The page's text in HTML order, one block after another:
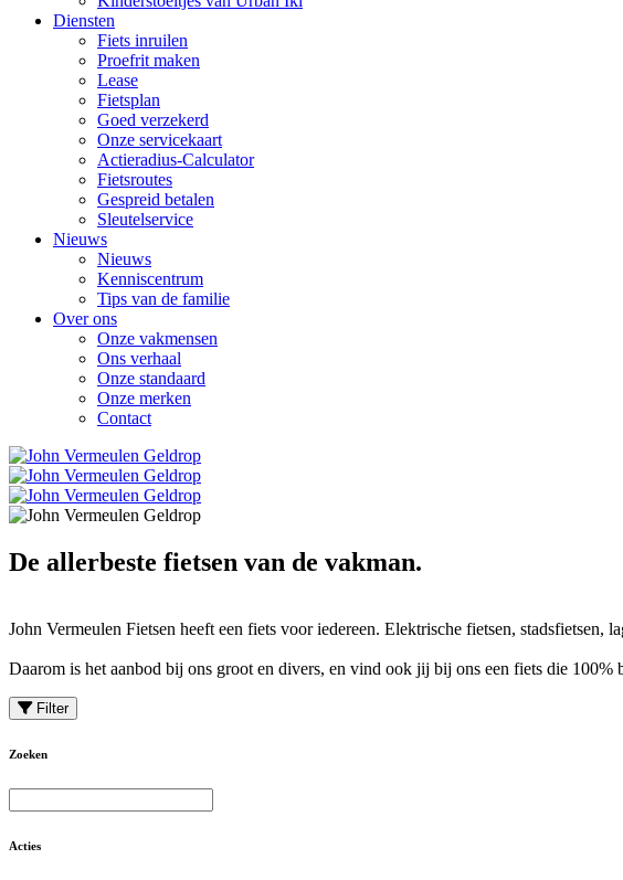
Diensten
Fiets inruilen
Proefrit maken
Lease
Fietsplan
Goed verzekerd
Onze servicekaart
Actieradius-Calculator
Fietsroutes
Gespreid betalen
Sleutelservice
Nieuws
Nieuws
Kenniscentrum
Tips van de familie
Over ons
Onze vakmensen
Ons verhaal
Onze standaard
Onze merken
Contact
De allerbeste fietsen van de vakman.
John Vermeulen Fietsen heeft een fiets voor iedereen. Elektrische fietsen,
Daarom is het aanbod bij ons groot en divers, en vind ook jij bij ons een fiets die
Filter
Zoeken
Acties